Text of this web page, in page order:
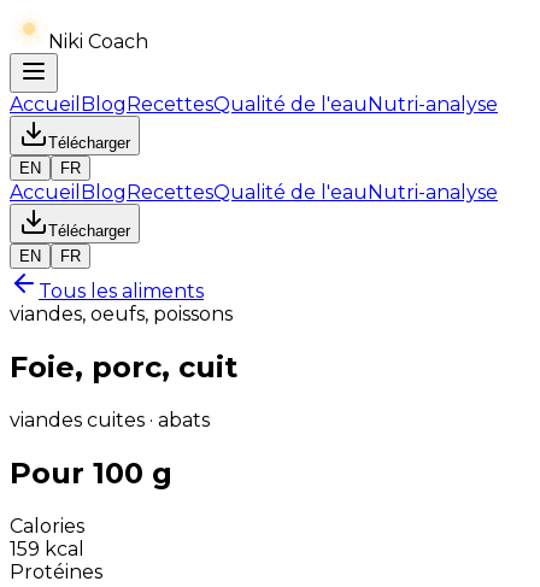
Niki Coach
Accueil BlogRecettesQualité de l'eauNutri-analyse
Télécharger
EN
FR
Accueil BlogRecettesQualité de l'eauNutri-analyse
Télécharger
EN
FR
Tous les aliments
viandes, oeufs, poissons
Foie, porc, cuit
viandes cuites · abats
Pour 100 g
Calories
159 kcal
Protéines